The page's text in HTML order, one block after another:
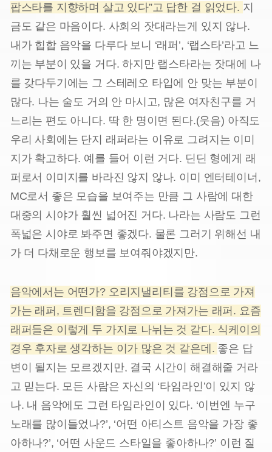
팝스타를 지향하며 살고 있다”고 답한 걸 읽었다. 지
금도 같은 마음이다. 사회의 잣대라는게 있지 않나.
내가 힙합 음악을 다루다 보니 ‘래퍼’, ‘랩스타’라고 느
끼는 부분이 있을 거다. 하지만 랩스타라는 잣대에 나
를 갖다두기에는 그 스테레오 타입에 안 맞는 부분이
많다. 나는 술도 거의 안 마시고, 많은 여자친구를 거
느리는 편도 아니다. 딱 한 명이면 된다.(웃음) 아직도
우리 사회에는 단지 래퍼라는 이유로 그려지는 이미
지가 확고하다. 예를 들어 이런 거다. 딘딘 형에게 래
퍼로서 이미지를 바라진 않지 않나. 이미 엔터테이너,
MC로서 좋은 모습을 보여주는 만큼 그 사람에 대한
대중의 시야가 훨씬 넓어진 거다. 나라는 사람도 그런
폭넓은 시야로 봐주면 좋겠다. 물론 그러기 위해선 내
가 더 다채로운 행보를 보여줘야겠지만.
음악에서는 어떤가? 오리지낼리티를 강점으로 가져
가는 래퍼, 트렌디함을 강점으로 가져가는 래퍼. 요즘
래퍼들은 이렇게 두 가지로 나뉘는 것 같다. 식케이의
경우 후자로 생각하는 이가 많은 것 같은데. 좋은 답
변이 될지는 모르겠지만, 결국 시간이 해결해줄 거라
고 믿는다. 모든 사람은 자신의 ‘타임라인’이 있지 않
나. 내 음악에도 그런 타임라인이 있다. ‘이번엔 누구
노래를 많이들었나?’, ‘어떤 아티스트 음악을 가장 좋
아하나?’, ‘어떤 사운드 스타일을 좋아하나?’ 이런 질